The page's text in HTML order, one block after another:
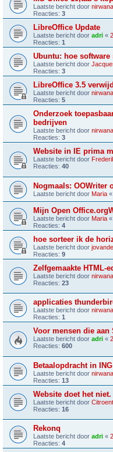
Laatste bericht door nirwana
Reacties: 3
LibreOffice Update
Laatste bericht door adri «
Reacties: 1
Ubuntu: hoe software
Laatste bericht door
Reacties: 3
LibreOffice 3.5
Laatste bericht door nirwana
Reacties: 5
Onderzoek
bedrijven
Laatste bericht door nirwana
Reacties: 3
Website in IE prima
Laatste bericht door
Reacties: 40
Nogmaals: OOWriter
Laatste bericht door Maria «
Mijn Open
Laatste bericht door Maria «
Reacties: 4
hoe sorteer ik de
Laatste bericht door
Reacties: 9
Zelfgemaakte HTML-
Laatste bericht door nirwana
Reacties: 23
applicaties
Laatste bericht door nirwana
Reacties: 1
Voor mensen die
Laatste bericht door adri «
Reacties: 600
Betaalopdracht in
Laatste bericht door nirwana
Reacties: 13
Website doet het niet.
Laatste bericht door
Reacties: 16
Rekonq
Laatste bericht door adri «
Reacties: 4